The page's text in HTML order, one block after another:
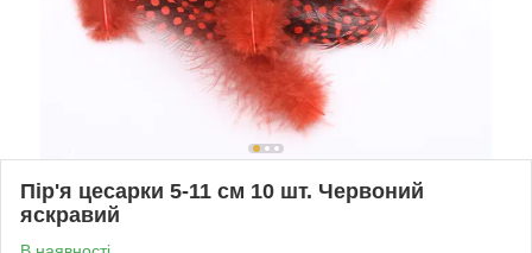
Пір'я цесарки 5-11 см 10 шт. Червоний
яскравий